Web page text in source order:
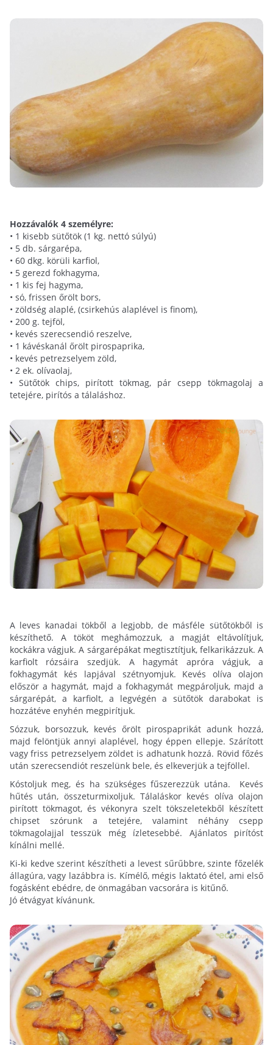
Hozzávalók 4 személyre:
• 1 kisebb sütőtök (1 kg. nettó súlyú)
• 5 db. sárgarépa,
• 60 dkg. körüli karfiol,
• 5 gerezd fokhagyma,
• 1 kis fej hagyma,
• só, frissen őrölt bors,
• zöldség alaplé, (csirkehús alaplével is finom),
• 200 g. tejföl,
• kevés szerecsendió reszelve,
• 1 kávéskanál őrölt pirospaprika,
• kevés petrezselyem zöld,
• 2 ek. olívaolaj,
• Sütőtök chips, pirított tökmag, pár csepp tökmagolaj a
tetejére, pirítós a tálaláshoz.
A leves kanadai tökből a legjobb, de másféle sütőtökből is
készíthető. A tököt meghámozzuk, a magját eltávolítjuk,
kockákra vágjuk. A sárgarépákat megtisztítjuk, felkarikázzuk. A
karfiolt rózsáira szedjük. A hagymát apróra vágjuk, a
fokhagymát kés lapjával szétnyomjuk. Kevés olíva olajon
először a hagymát, majd a fokhagymát megpároljuk, majd a
sárgarépát, a karfiolt, a legvégén a sütőtök darabokat is
hozzátéve enyhén megpirítjuk.
Sózzuk, borsozzuk, kevés őrölt pirospaprikát adunk hozzá,
majd felöntjük annyi alaplével, hogy éppen ellepje. Szárított
vagy friss petrezselyem zöldet is adhatunk hozzá. Rövid főzés
után szerecsendiót reszelünk bele, és elkeverjük a tejföllel.
Kóstoljuk meg, és ha szükséges fűszerezzük utána. Kevés
hűtés után, összeturmixoljuk. Tálaláskor kevés olíva olajon
pirított tökmagot, és vékonyra szelt tökszeletekből készített
chipset szórunk a tetejére, valamint néhány csepp
tökmagolajjal tesszük még ízletesebbé. Ajánlatos pirítóst
kínálni mellé.
Ki-ki kedve szerint készítheti a levest sűrűbbre, szinte főzelék
állagúra, vagy lazábbra is. Kímélő, mégis laktató étel, ami első
fogásként ebédre, de önmagában vacsorára is kitűnő.
Jó étvágyat kívánunk.